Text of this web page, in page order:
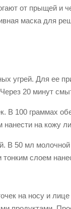
от прыщей и
маска для
угрей. Для ее
20 минут
В 100 граммах
на кожу
50 мл молочной
слоем
на носу и